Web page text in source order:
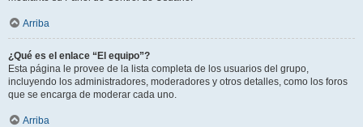
Arriba
¿Qué es el enlace “El equipo”?
Esta página le provee de la lista completa de los usuarios del grupo,
incluyendo los administradores, moderadores y otros detalles, como los foros
que se encarga de moderar cada uno.
Arriba